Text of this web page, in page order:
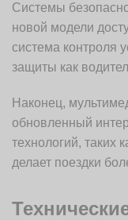
Системы
новой модели
система контроля
защиты как
Наконец,
обновленный
технологий, таких
делает поездки